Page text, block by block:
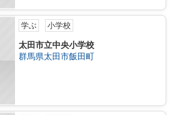
学ぶ 小学校
太田市立中央小学校
群馬県太田市飯田町